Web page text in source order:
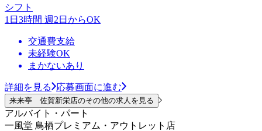
シフト
1日3時間 週2日からOK
交通費支給
未経験OK
まかないあり
詳細を見る 応募画面に進む
来来亭 佐賀新栄店のその他の求人を見る
アルバイト・パート
一風堂 鳥栖プレミアム・アウトレット店